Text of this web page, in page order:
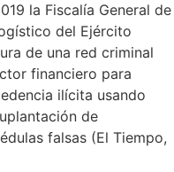
la Fiscalía General de
del Ejército
de una red criminal
financiero para
ilícita usando
de
falsas (El Tiempo,